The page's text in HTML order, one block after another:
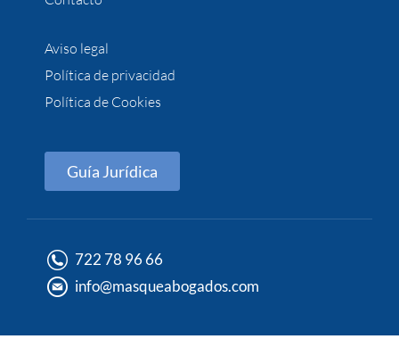
Aviso legal
Política de privacidad
Política de Cookies
Guía Jurídica
722 78 96 66
info@masqueabogados.com